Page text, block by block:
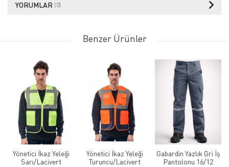
YORUMLAR (0)
Benzer Ürünler
Yönetici İkaz Yeleği
Sarı/Lacivert
Yönetici İkaz Yeleği
Turuncu/Lacivert
Gabardin Yazlık Gri İş
Pantolonu 16/12